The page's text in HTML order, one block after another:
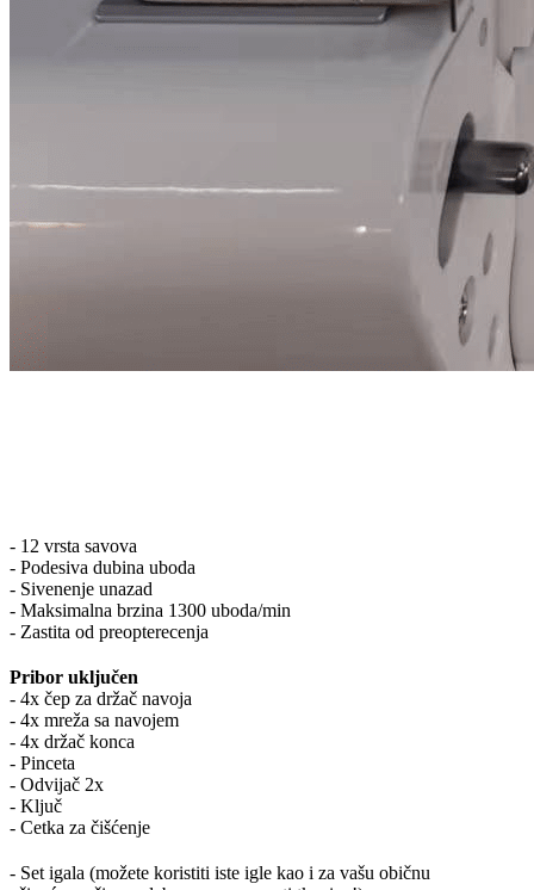
- 12 vrsta savova
- Podesiva dubina uboda
- Sivenenje unazad
- Maksimalna brzina 1300 uboda/min
- Zastita od preopterecenja
Pribor uključen
- 4x čep za držač navoja
- 4x mreža sa navojem
- 4x držač konca
- Pinceta
- Odvijač 2x
- Ključ
- Cetka za čišćenje
- Set igala (možete koristiti iste igle kao i za vašu običnu